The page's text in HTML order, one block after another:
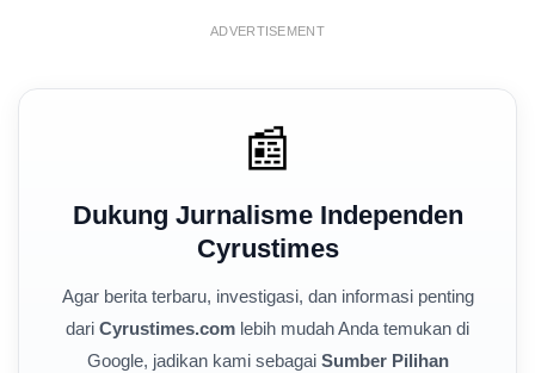
ADVERTISEMENT
📰
Dukung Jurnalisme Independen
Cyrustimes
Agar berita terbaru, investigasi, dan informasi penting
dari Cyrustimes.com lebih mudah Anda temukan di
Google, jadikan kami sebagai Sumber Pilihan